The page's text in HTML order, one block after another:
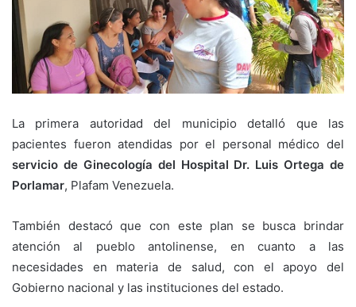
La primera autoridad del municipio detalló que las
pacientes fueron atendidas por el personal médico del
servicio de Ginecología del Hospital Dr. Luis Ortega de
Porlamar, Plafam Venezuela.
También destacó que con este plan se busca brindar
atención al pueblo antolinense, en cuanto a las
necesidades en materia de salud, con el apoyo del
Gobierno nacional y las instituciones del estado.